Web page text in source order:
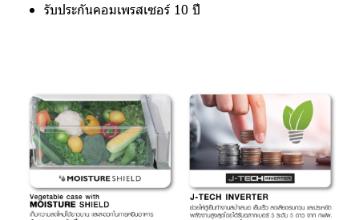
รับประกันคอมเพรสเซอร์ 10 ปี